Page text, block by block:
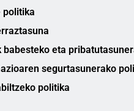
politika
babesteko eta
segurtasunerako
politika